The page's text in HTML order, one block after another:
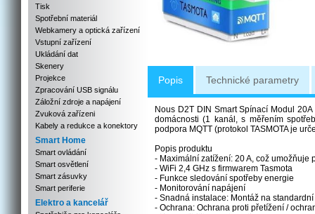
Tisk
Spotřební materiál
Webkamery a optická zařízení
Vstupní zařízení
Ukládání dat
Skenery
Projekce
Zpracování USB signálu
Záložní zdroje a napájení
Zvuková zařízeni
Kabely a redukce a konektory
Smart Home
Smart ovládání
Smart osvětlení
Smart zásuvky
Smart periferie
Elektro a kancelář
Popis Technické parametry
Nous D2T DIN Smart Spínací Modul
domácnosti (1 kanál, s měřením
podpora MQTT (protokol TASMOTA je
Popis produktu
- Maximální zatížení: 20 A, což umožňuje
- WiFi 2,4 GHz s firmwarem Tasmota
- Funkce sledování spotřeby energie
- Monitorování napájení
- Snadná instalace: Montáž na
- Ochrana: Ochrana proti přetížení /